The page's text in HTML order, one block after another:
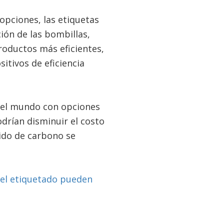
las etiquetas
de las bombillas,
más eficientes,
de eficiencia
mundo con opciones
disminuir el costo
de carbono se
etiquetado pueden